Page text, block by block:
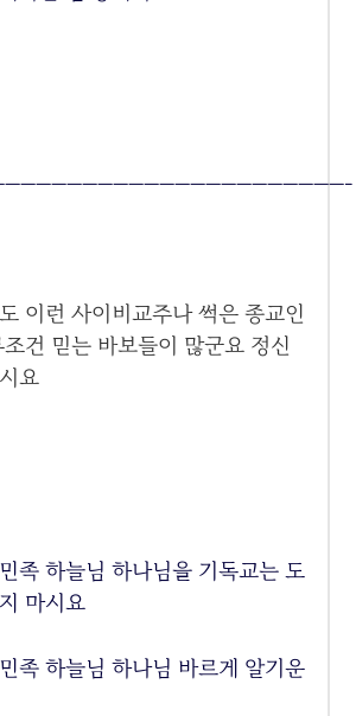
이런 사이비교주나 썩은 종교인
건 믿는 바보들이 많군요 정신
요
족 하늘님 하나님을 기독교는 도
마시요
족 하늘님 하나님 바르게 알기운